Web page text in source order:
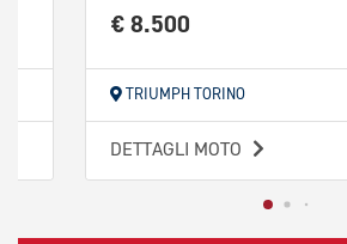
€ 8.500
TRIUMPH TORINO
DETTAGLI MOTO